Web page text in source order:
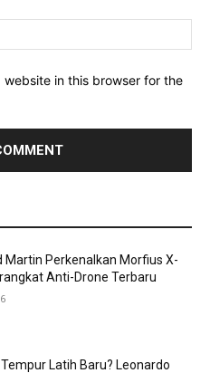
website in this browser for the
Martin Perkenalkan Morfius X-
Anti-Drone Terbaru
Latih Baru? Leonardo